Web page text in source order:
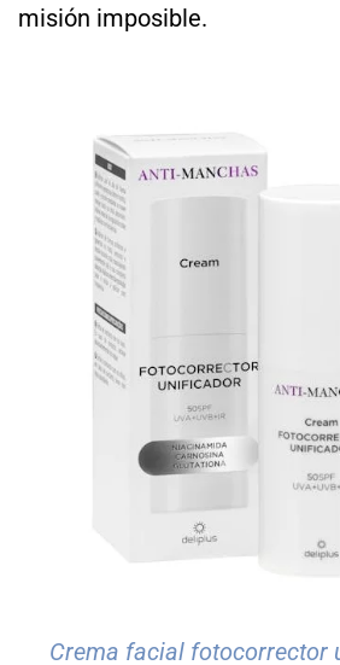
misión imposible.
Crema facial fotocorrector